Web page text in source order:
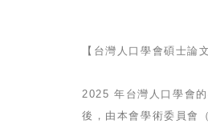
【台灣人口學會碩士論
2025 年台灣人口學會
後，由本會學術委員會